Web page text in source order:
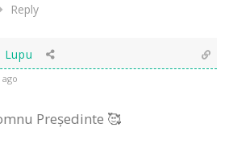
Reply
Lupu
Președinte 🥰